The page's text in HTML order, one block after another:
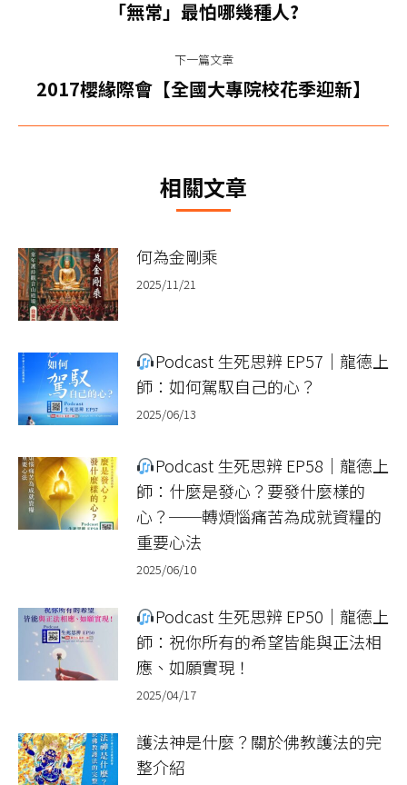
航
上
篇
文
「無常」最怕哪幾種人?
下一篇文章
下
章：
2017櫻緣際會【全國大專院校花季迎新】
相關文章
何為金剛乘
2025/11/21
Podcast 生死思辨 EP57｜龍德上
師：如何駕馭自己的心？
2025/06/13
Podcast 生死思辨 EP58｜龍德上
師：什麼是發心？要發什麼樣的
心？──轉煩惱痛苦為成就資糧的
重要心法
2025/06/10
Podcast 生死思辨 EP50｜龍德上
師：祝你所有的希望皆能與正法相
應、如願實現！
2025/04/17
護法神是什麼？關於佛教護法的完
整介紹